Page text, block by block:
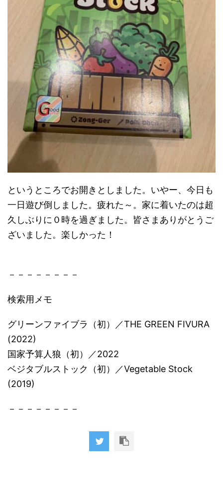
というところでお開きとしました。いやー、今日も
一日遊び倒しました。疲れた～。家に着いたのは超
久しぶりに０時を過ぎました。皆さまありがとうご
ざいました。楽しかった！
－－－－－－－－
検索用メモ
グリーンファイブラ（初）／THE GREEN FIVURA
(2022)
国家予算人狼（初）／2022
ベジタブルストック（初）／Vegetable Stock
(2019)
－－－－－－－－